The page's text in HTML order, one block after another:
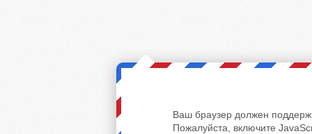
Ваш браузер должен
Пожалуйста, включите